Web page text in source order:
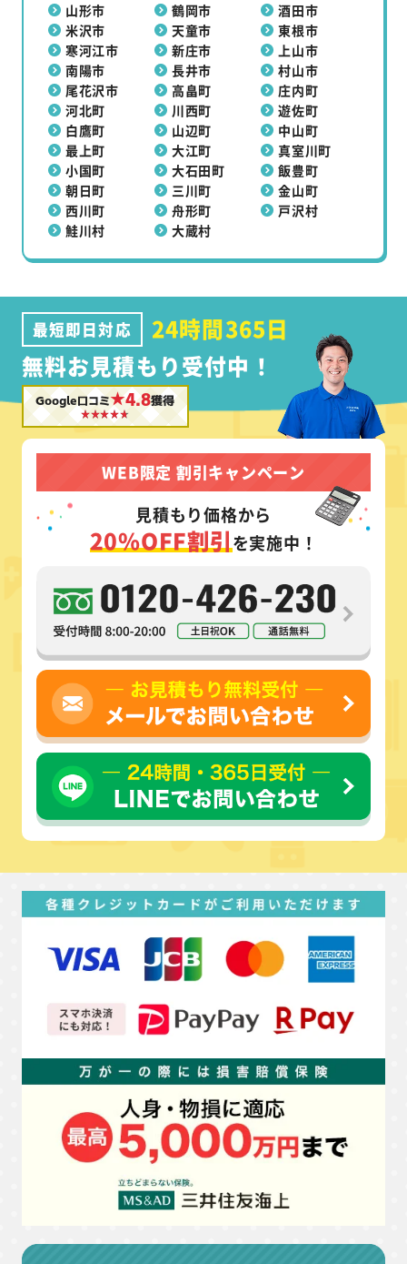
山形市 鶴岡市
酒田市
米沢市
天童市
東根市
寒河江市
新庄市
上山市
南陽市
長井市
村山市
尾花沢市
高畠町
庄内町
河北町
川西町
遊佐町
白鷹町
山辺町
中山町
最上町
大江町
真室川町
小国町
大石田町
飯豊町
朝日町
三川町
金山町
西川町
舟形町
戸沢村
鮭川村
大蔵村
最短即日対応
24時間365日
無料お見積もり受付中！
Google口コミ★4.8獲得
WEB限定 割引キャンペーン
見積もり価格から
20%OFF割引を実施中！